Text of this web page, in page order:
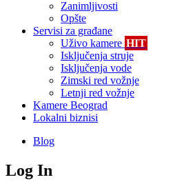
Zanimljivosti
Opšte
Servisi za građane
Uživo kamere HIT
Isključenja struje
Isključenja vode
Zimski red vožnje
Letnji red vožnje
Kamere Beograd
Lokalni biznisi
Blog
Log In